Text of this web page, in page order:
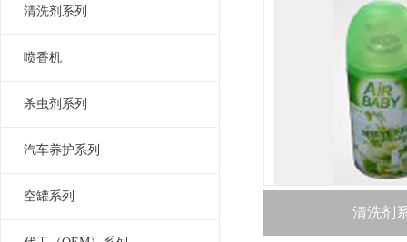
清洗剂系列
喷香机
杀虫剂系列
汽车养护系列
空罐系列
清洗剂